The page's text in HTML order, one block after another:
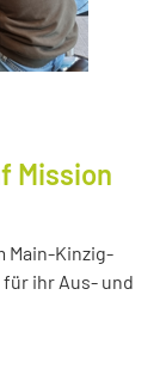
Mission
Main-Kinzig-
ihr Aus- und